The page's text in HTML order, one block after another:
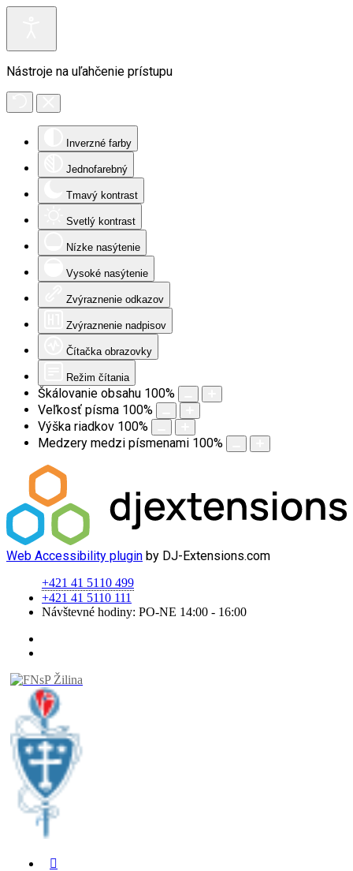
Nástroje na uľahčenie prístupu
Inverzné farby
Jednofarebný
Tmavý kontrast
Svetlý kontrast
Nízke nasýtenie
Vysoké nasýtenie
Zvýraznenie odkazov
Zvýraznenie nadpisov
Čítačka obrazovky
Režim čítania
Škálovanie obsahu 100%
Veľkosť písma 100%
Výška riadkov 100%
Medzery medzi písmenami 100%
Web Accessibility plugin by DJ-Extensions.com
+421 41 5110 499
+421 41 5110 111
Návštevné hodiny: PO-NE 14:00 - 16:00